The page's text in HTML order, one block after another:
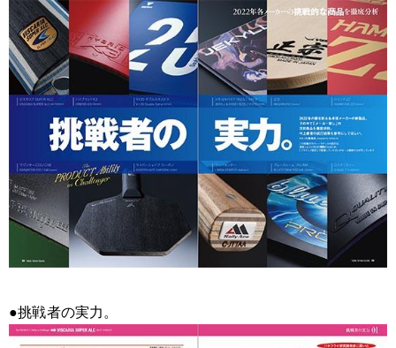
●挑戦者の実力。